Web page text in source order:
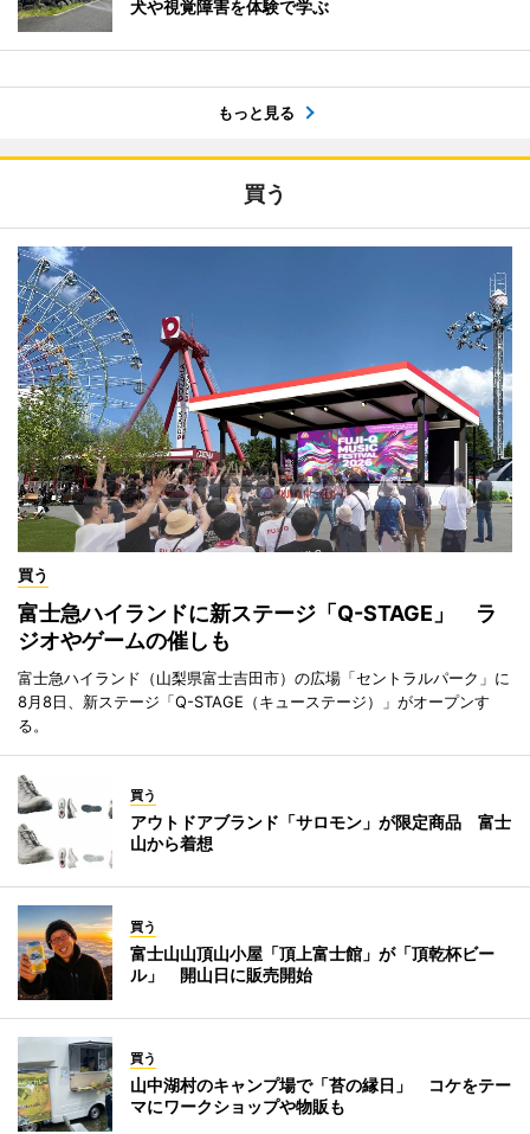
犬や視覚障害を体験で学ぶ
もっと見る
買う
買う
富士急ハイランドに新ステージ「Q-STAGE」 ラ
ジオやゲームの催しも
富士急ハイランド（山梨県富士吉田市）の広場「セントラルパーク」に
8月8日、新ステージ「Q-STAGE（キューステージ）」がオープンす
る。
買う
アウトドアブランド「サロモン」が限定商品 富士
山から着想
買う
富士山山頂山小屋「頂上富士館」が「頂乾杯ビー
ル」 開山日に販売開始
買う
山中湖村のキャンプ場で「苔の縁日」 コケをテー
マにワークショップや物販も